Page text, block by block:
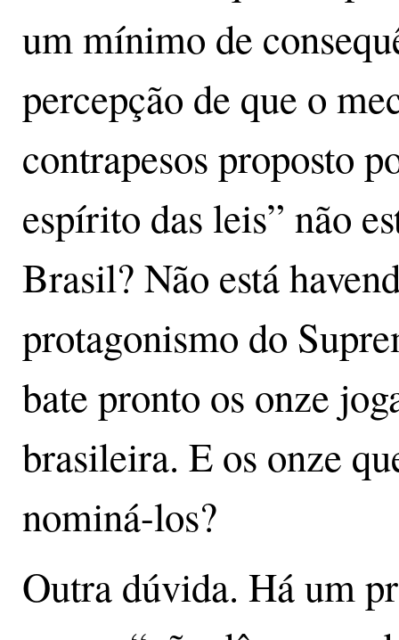
um mínimo de
percepção de que o
contrapesos proposto
espírito das leis” não
Brasil? Não está
protagonismo do
bate pronto os onze
brasileira. E os onze
nominá-los?
Outra dúvida. Há um